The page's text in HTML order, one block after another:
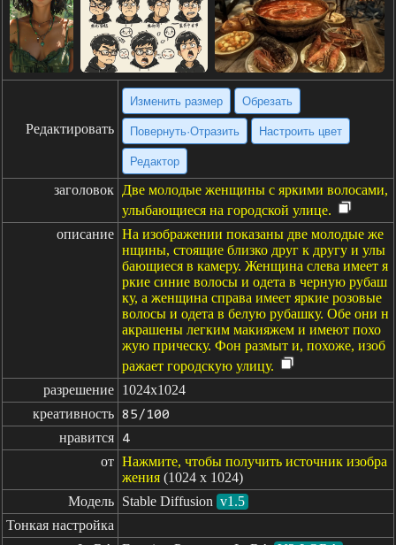
Редактировать
Изменить размер Обрезать
Повернуть·Отразить Настроить цвет
Редактор
заголовок Две молодые женщины с яркими волосами,
улыбающиеся на городской улице.
описание На изображении показаны две молодые же
нщины, стоящие близко друг к другу и улы
бающиеся в камеру. Женщина слева имеет я
ркие синие волосы и одета в черную рубаш
ку, а женщина справа имеет яркие розовые
волосы и одета в белую рубашку. Обе они н
акрашены легким макияжем и имеют похо
жую прическу. Фон размыт и, похоже, изоб
ражает городскую улицу.
разрешение 1024x1024
креативность 85/100
нравится 4
от Нажмите, чтобы получить источник изобра
жения (1024 x 1024)
Модель Stable Diffusion v1.5
Тонкая настройка